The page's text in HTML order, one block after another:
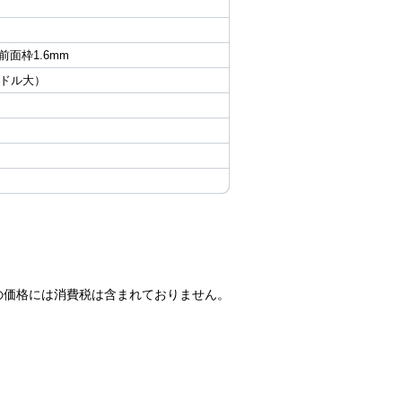
面枠1.6mm
ル大）
格には消費税は含まれておりません。